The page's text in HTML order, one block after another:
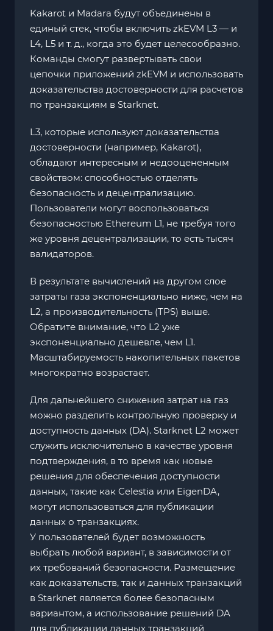
Kakarot и Madara будут объединены в
единый стек, чтобы включить zkEVM L3 — и
L4, L5 и т. д., когда это будет целесообразно.
Команды смогут развертывать свои
цепочки приложений zkEVM и использовать
доказательства достоверности для расчетов
по транзакциям в Starknet.
L3, которые используют доказательства
достоверности (например, Kakarot),
обладают интересным и недооцененным
свойством: способностью отделять
безопасность и децентрализацию.
Пользователи могут воспользоваться
безопасностью Ethereum L1, не требуя того
же уровня децентрализации, то есть тысяч
валидаторов.
В результате вычислений на другом слое
затраты газа экспоненциально ниже, чем на
L2, а производительность (TPS) выше.
Обратите внимание, что L2 уже
экспоненциально дешевле, чем L1.
Масштабируемость накопительных пакетов
многократно возрастает.
Для дальнейшего снижения затрат на газ
можно разделить контрольную проверку и
доступность данных (DA). Starknet L2 может
служить исключительно в качестве уровня
подтверждения, в то время как новые
решения для обеспечения доступности
данных, такие как Celestia или EigenDA,
могут использоваться для публикации
данных о транзакциях.
У пользователей будет возможность
выбрать любой вариант, в зависимости от
их требований безопасности. Размещение
как доказательств, так и данных транзакций
в Starknet является более безопасным
вариантом, а использование решений DA
для публикации данных транзакций